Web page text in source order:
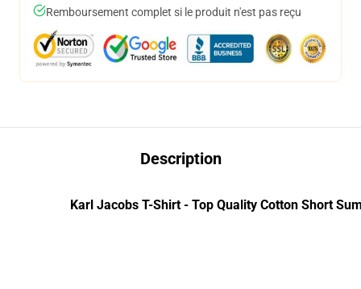
Remboursement complet si le produit n'est pas reçu
Description
Karl Jacobs T-Shirt - Top Quality Cotton Short